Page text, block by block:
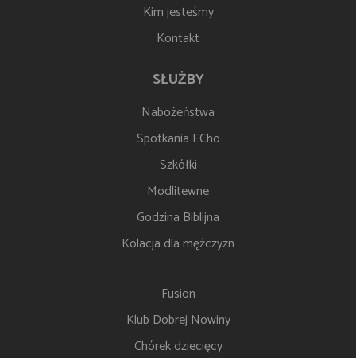
Kim jesteśmy
Kontakt
SŁUŻBY
Nabożeństwa
Spotkania ECho
Szkółki
Modlitewne
Godzina Biblijna
Kolacja dla mężczyzn
Fusion
Klub Dobrej Nowiny
Chórek dziecięcy